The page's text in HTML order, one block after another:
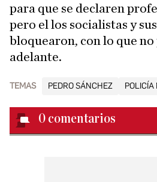
para que se declaren
pero el los socialistas y
bloquearon, con lo que
adelante.
TEMAS PEDRO SÁNCHEZ
0 comentarios